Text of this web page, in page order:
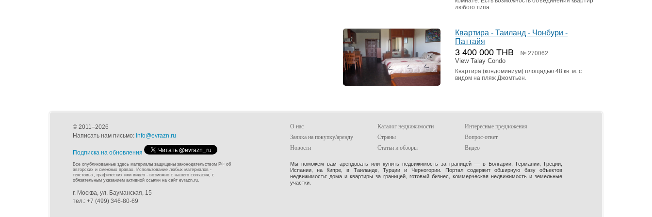
любого типа.
Квартира - Таиланд - Чонбури -
Паттайя
3 400 000 THB № 270062
View Talay Condo
Квартира (кондоминиум) площадью 48 кв. м. с
видом на пляж Джомтьен.
© 2011–2026
Написать нам письмо: info@evrazn.ru
Подписка на обновления
Все опубликованные здесь материалы защищены законодательством РФ об
авторских и смежных правах. Использование любых материалов -
текстовых, графических или видео - возможно с нашего согласия, с
обязательным указанием активной ссылки на сайт evrazn.ru.
г. Москва, ул. Бауманская, 15
тел.: +7 (499) 346-80-69
О нас Каталог недвижимости
Интересные предложения
Заявка на покупку/аренду
Страны
Вопрос-ответ
Новости
Статьи и обзоры Видео
Мы поможем вам арендовать или купить недвижимость за границей — в Болгарии, Германии, Греции,
Испании, на Кипре, в Таиланде, Турции и Черногории. Портал содержит обширную базу объектов
недвижимости: дома и квартиры за границей, готовый бизнес, коммерческая недвижимость и земельные
участки.